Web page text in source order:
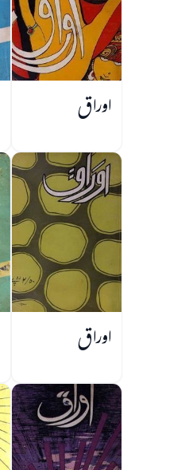
اوراق
اوراق